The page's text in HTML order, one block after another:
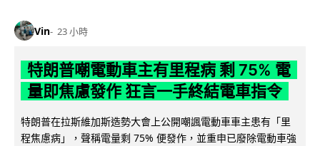
Vin 23 小時
特朗普嘲電動車主有里程病 剩 75% 電
量即焦慮發作 狂言一手終結電車指令
特朗普在拉斯維加斯造勢大會上公開嘲諷電動車車主患有「里
程焦慮病」，聲稱電量剩 75% 便發作，並重申已廢除電動車強